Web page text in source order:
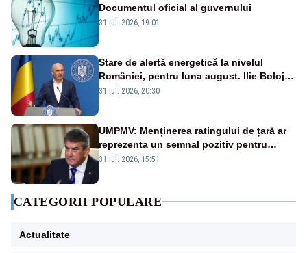
Documentul oficial al guvernului
31 iul. 2026, 19:01
Stare de alertă energetică la nivelul
României, pentru luna august. Ilie Bolojan
a anunțat importuri și posibile restricții –
31 iul. 2026, 20:30
UMPMV: Menținerea ratingului de țară ar
reprezenta un semnal pozitiv pentru
România. Autoritățile trebuie să continue
31 iul. 2026, 15:51
CATEGORII POPULARE
Actualitate